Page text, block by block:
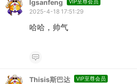
lgsanfeng VIP至尊会员
2025-4-18 17:51:29
哈哈，帅气
Thisis斯巴达 VIP至尊会员